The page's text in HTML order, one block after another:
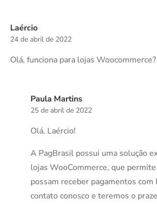
Laércio
24 de abril de 2022
Olá, funciona para lojas Woocommerce?
Paula Martins
25 de abril de 2022
Olá, Laércio!
A PagBrasil possui uma solução
lojas WooCommerce, que
possam receber pagamentos com
contato conosco e teremos o